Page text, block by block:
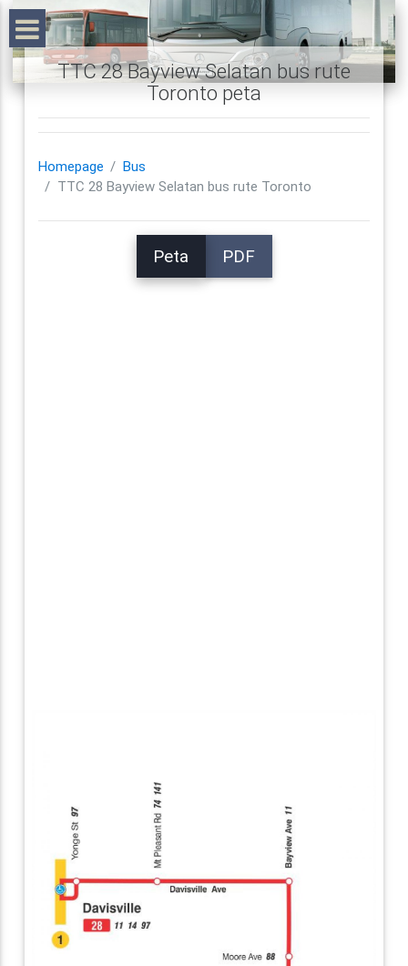
TTC 28 Bayview Selatan bus rute
Toronto peta
Homepage
Bus
TTC 28 Bayview Selatan bus rute Toronto
Peta PDF